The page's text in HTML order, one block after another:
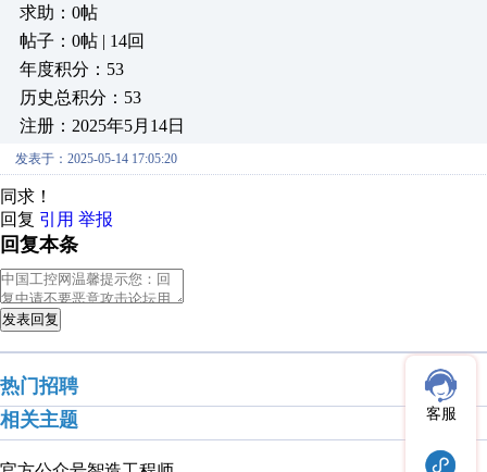
求助：0帖
帖子：0帖 | 14回
年度积分：53
历史总积分：53
注册：2025年5月14日
发表于：2025-05-14 17:05:20
同求！
回复 引用 举报
回复本条
发表回复
热门招聘
相关主题
客服